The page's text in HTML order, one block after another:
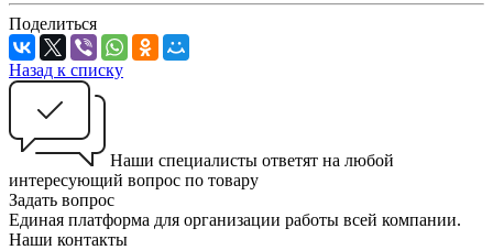
Поделиться
Назад к списку
Наши специалисты ответят на любой
интересующий вопрос по товару
Задать вопрос
Единая платформа для организации работы всей компании.
Наши контакты